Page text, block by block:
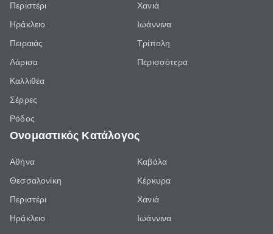
Περιστέρι
Ηράκλειο
Πειραιάς
Λάρισα
Καλλιθέα
Σέρρες
Ρόδος
Χανιά
Ιωάννινα
Τρίπολη
Περισσότερα
Ονομαστικός Κατάλογος
Αθήνα
Θεσσαλονίκη
Περιστέρι
Ηράκλειο
Καβάλα
Κέρκυρα
Χανιά
Ιωάννινα